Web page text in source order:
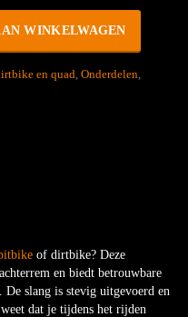
WINKELWAGEN
en quad, Onderdelen,
of dirtbike? Deze
en biedt betrouwbare
slang is stevig uitgevoerd en
dat je tijdens het rijden